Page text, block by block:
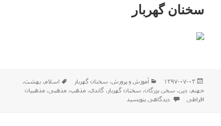
سخنان گهربار
ارسال
شده
در
۱۳۹۷-۰۷-۰۳ دسته‌ها
آموزش و پرورش، سخنان گهربار برچسب‌ها
اسلام،بهشت،
جهنم، دین، سخن بزرگان، سخنان گهربار ، گاندی،مذهب،مذهبی،مذهبیان
افراطی
برای سخنان گهربار
دیدگاهی بنویسید